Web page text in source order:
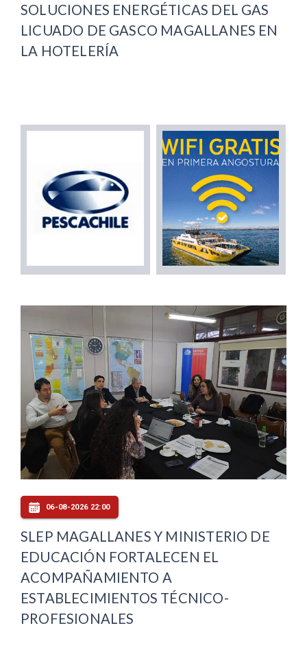
SOLUCIONES ENERGÉTICAS DEL GAS
LICUADO DE GASCO MAGALLANES EN
LA HOTELERÍA
06-08-2026 22:00
SLEP MAGALLANES Y MINISTERIO DE
EDUCACIÓN FORTALECEN EL
ACOMPAÑAMIENTO A
ESTABLECIMIENTOS TÉCNICO-
PROFESIONALES